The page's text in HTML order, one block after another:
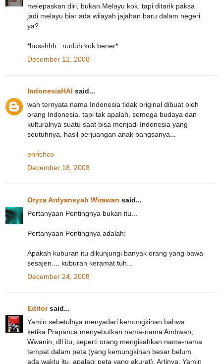
melepaskan diri, bukan Melayu kok. tapi ditarik paksa
jadi melayu biar ada wilayah jajahan baru dalam negeri
ya?
*husshhh...nuduh kok bener*
December 12, 2008
IndonesiaHAI said...
wah ternyata nama Indonesia tidak original dibuat oleh
orang Indonesia. tapi tak apalah, semoga budaya dan
kulturalnya suatu saat bisa menjadi Indonesia yang
seutuhnya, hasil perjuangan anak bangsanya...
enrichco
December 18, 2008
Oryza Ardyansyah Wirawan said...
Pertanyaan Pentingnya bukan itu...
Pertanyaan Pentingnya adalah:
Apakah kuburan itu dikunjungi banyak orang yang bawa
sesajen.... kuburan keramat tuh...
December 24, 2008
Editorsaid...
Yamin sebetulnya menyadari kemungkinan bahwa
ketika Prapanca menyebutkan nama-nama Ambwan,
Wwanin, dll itu, seperti orang mengisahkan nama-nama
tempat dalam peta (yang kemungkinan besar belum
ada waktu itu, apalagi peta yang akurat). Artinya, Yamin